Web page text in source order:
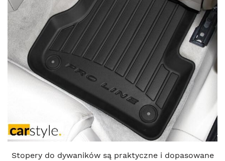
Stopery do dywaników są praktyczne i dopasowane